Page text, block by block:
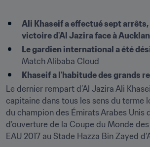
Ali Khaseif a effectué sept
victoire d'Al Jazira face à
Le gardien international a été
Match Alibaba Cloud
Khaseif a l'habitude des grands
Le dernier rempart d’Al Jazira Ali
capitaine dans tous les sens du terme
du champion des Émirats Arabes Unis
d’ouverture de la Coupe du Monde
EAU 2017 au Stade Hazza Bin Zayed